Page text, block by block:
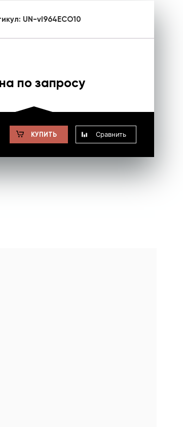
UN-vl964ECO10
по запросу
КУПИТЬ Сравнить